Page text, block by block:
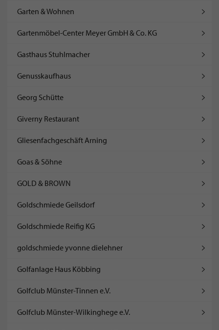
Garten & Wohnen
Gartenmöbel-Center Meyer GmbH & Co. KG
Gasthaus Stuhlmacher
Genusskaufhaus
Georg Schütte
Giverny Restaurant
Gliesenfachgeschäft Arning
Goas & Söhne
GOLD & BROWN
Goldschmiede Geilsdorf
Goldschmiede Reifig KG
goldschmiede yvonne dielehner
Golfanlage Haus Köbbing
Golfclub Münster-Tinnen e.V.
Golfclub Münster-Wilkinghege e.V.